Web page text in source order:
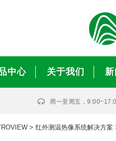
中心 关于我们
周一至周五，
> 红外测温热像系统解决方案